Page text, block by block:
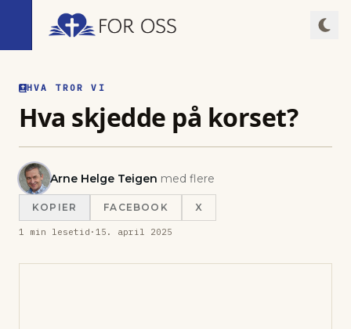
HVA TROR VI
Hva skjedde på korset?
Arne Helge Teigen med flere
KOPIER FACEBOOK X
1 min lesetid · 15. april 2025